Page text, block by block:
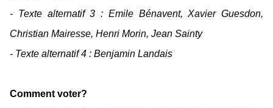
- Texte alternatif 3 : Emile Bénavent, Xavier Guesdon,
Christian Mairesse, Henri Morin, Jean Sainty
- Texte alternatif 4 : Benjamin Landais
Comment voter?